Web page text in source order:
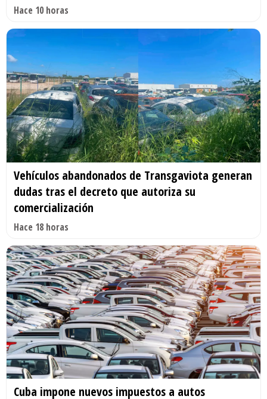
Hace 10 horas
Vehículos abandonados de Transgaviota generan
dudas tras el decreto que autoriza su
comercialización
Hace 18 horas
Cuba impone nuevos impuestos a autos